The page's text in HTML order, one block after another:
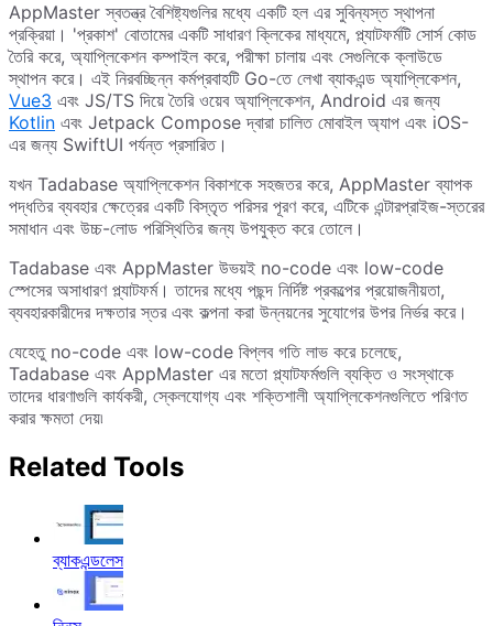
AppMaster স্বতন্ত্র বৈশিষ্ট্যগুলির মধ্যে একটি হল এর সুবিন্যস্ত স্থাপনা
প্রক্রিয়া। 'প্রকাশ' বোতামের একটি সাধারণ ক্লিকের মাধ্যমে, প্ল্যাটফর্মটি সোর্স কোড
তৈরি করে, অ্যাপ্লিকেশন কম্পাইল করে, পরীক্ষা চালায় এবং সেগুলিকে ক্লাউডে
স্থাপন করে। এই নিরবচ্ছিন্ন কর্মপ্রবাহটি Go-তে লেখা ব্যাকএন্ড অ্যাপ্লিকেশন,
Vue3 এবং JS/TS দিয়ে তৈরি ওয়েব অ্যাপ্লিকেশন, Android এর জন্য
Kotlin এবং Jetpack Compose দ্বারা চালিত মোবাইল অ্যাপ এবং iOS-
এর জন্য SwiftUI পর্যন্ত প্রসারিত।
যখন Tadabase অ্যাপ্লিকেশন বিকাশকে সহজতর করে, AppMaster ব্যাপক
পদ্ধতির ব্যবহার ক্ষেত্রের একটি বিস্তৃত পরিসর পূরণ করে, এটিকে এন্টারপ্রাইজ-স্তরের
সমাধান এবং উচ্চ-লোড পরিস্থিতির জন্য উপযুক্ত করে তোলে।
Tadabase এবং AppMaster উভয়ই no-code এবং low-code
স্পেসের অসাধারণ প্ল্যাটফর্ম। তাদের মধ্যে পছন্দ নির্দিষ্ট প্রকল্পের প্রয়োজনীয়তা,
ব্যবহারকারীদের দক্ষতার স্তর এবং কল্পনা করা উন্নয়নের সুযোগের উপর নির্ভর করে।
যেহেতু no-code এবং low-code বিপ্লব গতি লাভ করে চলেছে,
Tadabase এবং AppMaster এর মতো প্ল্যাটফর্মগুলি ব্যক্তি ও সংস্থাকে
তাদের ধারণাগুলি কার্যকরী, স্কেলযোগ্য এবং শক্তিশালী অ্যাপ্লিকেশনগুলিতে পরিণত
করার ক্ষমতা দেয়৷
Related Tools
ব্যাকএন্ডলেস